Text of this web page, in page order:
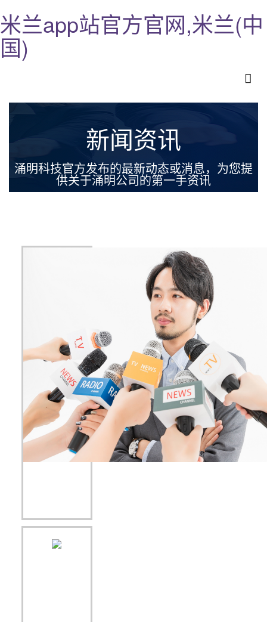
米兰app站官方官网,米兰(中
国)
新闻资讯
涌明科技官方发布的最新动态或消息，为您提
供关于涌明公司的第一手资讯